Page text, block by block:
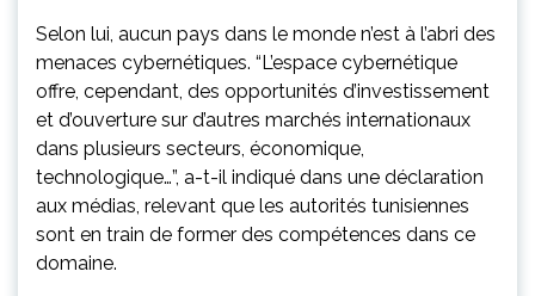
Selon lui, aucun pays dans le monde n’est à l’abri des
menaces cybernétiques. “L’espace cybernétique
offre, cependant, des opportunités d’investissement
et d’ouverture sur d’autres marchés internationaux
dans plusieurs secteurs, économique,
technologique…”, a-t-il indiqué dans une déclaration
aux médias, relevant que les autorités tunisiennes
sont en train de former des compétences dans ce
domaine.